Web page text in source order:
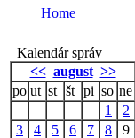
Home
Kalendár správ
<< august >>
po ut st št pi so ne
1
2
3
4 5 6 7 8
9